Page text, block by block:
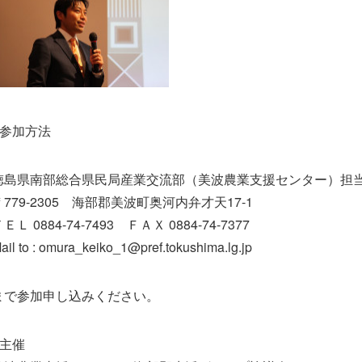
加方法
島県南部総合県民局産業交流部（美波農業支援センター）担
779-2305 海部郡美波町奥河内弁才天17-1
ＥＬ 0884-74-7493 ＦＡＸ 0884-74-7377
to : omura_keiko_1@pref.tokushima.lg.jp
で参加申し込みください。
催